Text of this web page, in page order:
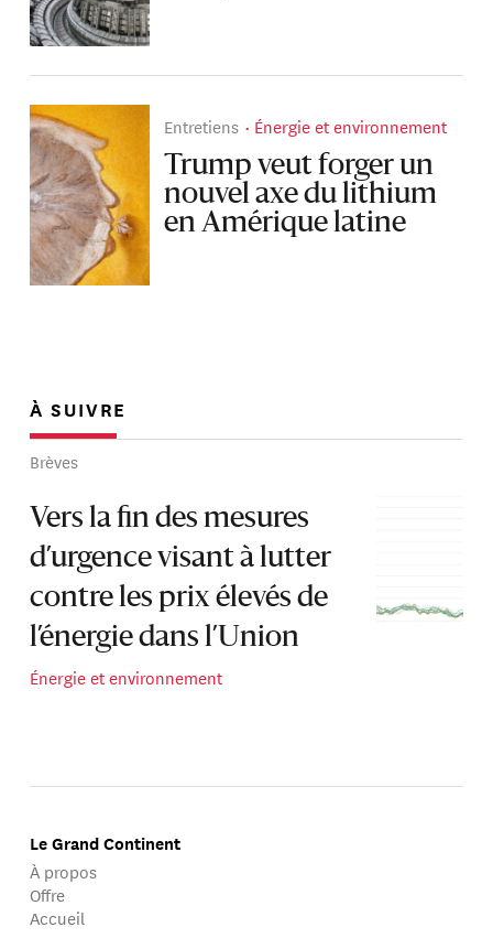
Entretiens Énergie et environnement
Trump veut forger un
nouvel axe du lithium
en Amérique latine
À SUIVRE
Brèves
Vers la fin des mesures
d’urgence visant à lutter
contre les prix élevés de
l’énergie dans l’Union
Énergie et environnement
Le Grand Continent
À propos
Offre
Accueil